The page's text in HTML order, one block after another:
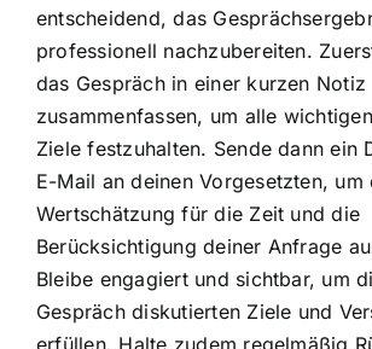
entscheidend, das
professionell nachzubereiten.
das Gespräch in einer kurzen Notiz
zusammenfassen, um alle
Ziele festzuhalten. Sende dann ein
E-Mail an deinen Vorgesetzten, um
Wertschätzung für die Zeit und die
Berücksichtigung deiner Anfrage
Bleibe engagiert und sichtbar, um
Gespräch diskutierten Ziele und